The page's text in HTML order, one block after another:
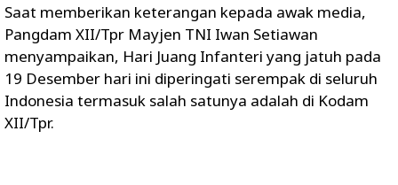
Saat memberikan keterangan kepada awak media,
Pangdam XII/Tpr Mayjen TNI Iwan Setiawan
menyampaikan, Hari Juang Infanteri yang jatuh pada
19 Desember hari ini diperingati serempak di seluruh
Indonesia termasuk salah satunya adalah di Kodam
XII/Tpr.